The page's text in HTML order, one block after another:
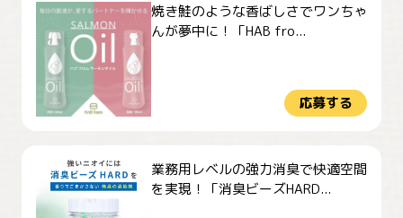
焼き鮭のような香ばしさでワンちゃ
んが夢中に！「HAB fro...
応募する
業務用レベルの強力消臭で快適空間
を実現！「消臭ビーズHARD...